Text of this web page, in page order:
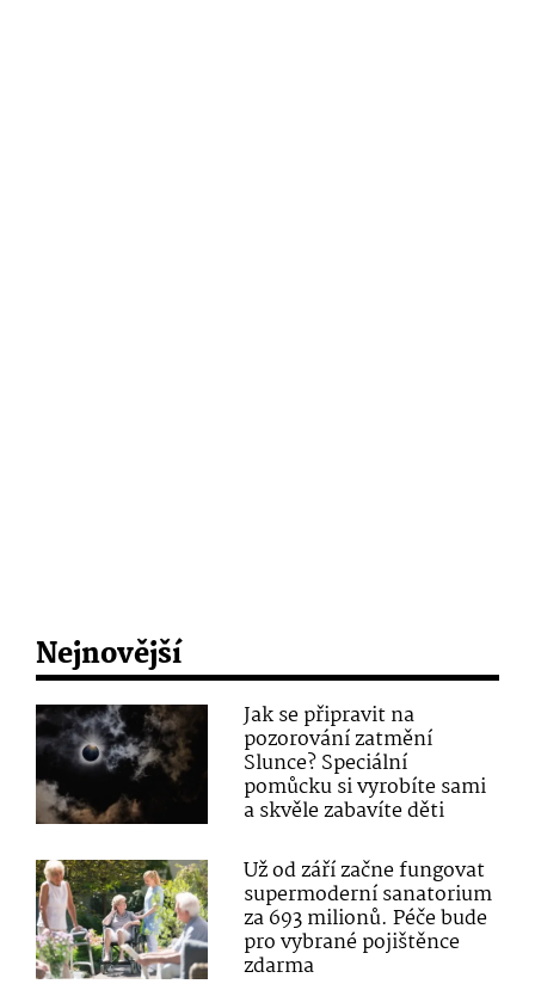
Nejnovější
Jak se připravit na
pozorování zatmění
Slunce? Speciální
pomůcku si vyrobíte sami
a skvěle zabavíte děti
Už od září začne fungovat
supermoderní sanatorium
za 693 milionů. Péče bude
pro vybrané pojištěnce
zdarma